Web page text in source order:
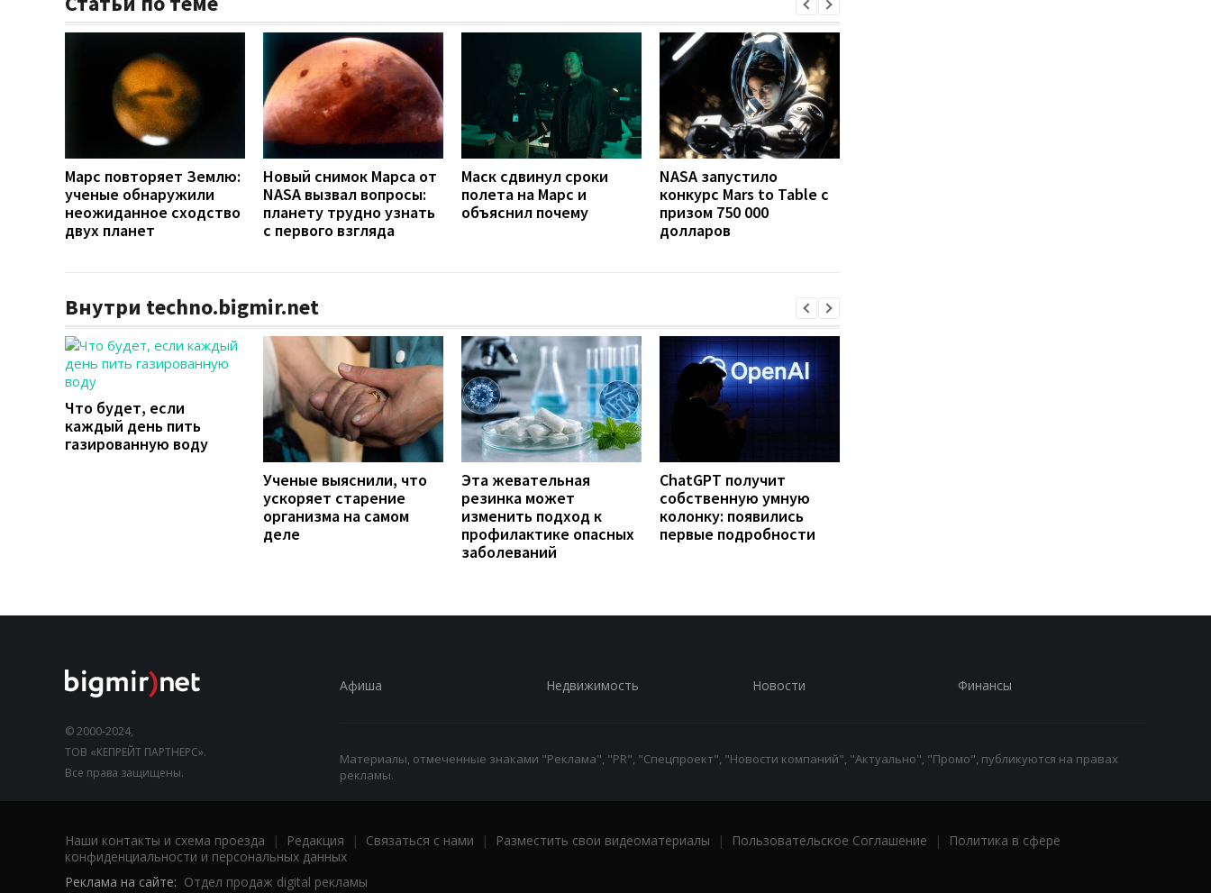
Марс повторяет Землю:
ученые обнаружили
неожиданное сходство
двух планет
Новый снимок Марса от
NASA вызвал вопросы:
планету трудно узнать
с первого взгляда
Маск сдвинул сроки
полета на Марс и
объяснил почему
NASA запустило
конкурс Mars to Table с
призом 750 000
долларов
Внутри techno.bigmir.net
Что будет, если
каждый день пить
газированную воду
Ученые выяснили, что
ускоряет старение
организма на самом
деле
Эта жевательная
резинка может
изменить подход к
профилактике опасных
заболеваний
ChatGPT получит
собственную умную
колонку: появились
первые подробности
© 2000-2024,
ТОВ «КЕПРЕЙТ ПАРТНЕРС».
Все права защищены.
Афиша Недвижимость Новости Финансы
Материалы, отмеченные знаками "Реклама", "PR", "Спецпроект", "Новости компаний", "Актуально", "Промо", публикуются на правах
рекламы.
Наши контакты и схема проезда | Редакция | Связаться с нами | Разместить свои видеоматериалы | Пользовательское Соглашение |
Политика в сфере
конфиденциальности и персональных данных
Реклама на сайте: Отдел продаж digital рекламы